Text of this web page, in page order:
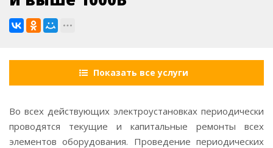
Показать все услуги
Во всех действующих электроустановках периодически
проводятся текущие и капитальные ремонты всех
элементов оборудования. Проведение периодических